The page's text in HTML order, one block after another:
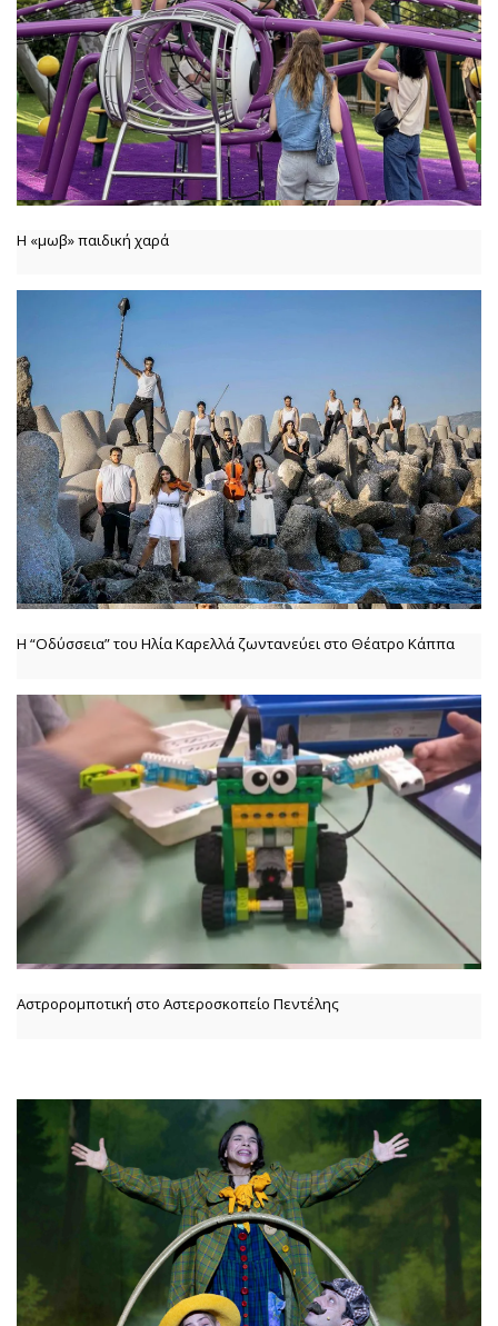
Η «μωβ» παιδική χαρά
Η “Οδύσσεια” του Ηλία Καρελλά ζωντανεύει στο Θέατρο Κάππα
Αστρορομποτική στο Αστεροσκοπείο Πεντέλης